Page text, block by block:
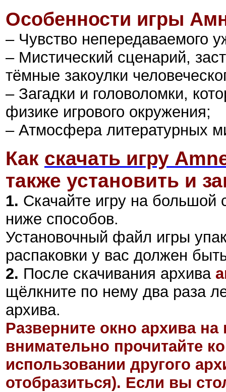
Особенности игры
– Чувство непередаваемого
– Мистический сценарий,
тёмные закоулки
– Загадки и головоломки,
физике игрового окружения;
– Атмосфера литературных
Как скачать игру
также установить и
1. Скачайте игру на большой
ниже способов.
Установочный файл игры
распаковки у вас должен
2. После скачивания архива
щёлкните по нему два раза
архива.
Разверните окно архива на
внимательно прочитайте
использовании другого
отобразиться). Если вы